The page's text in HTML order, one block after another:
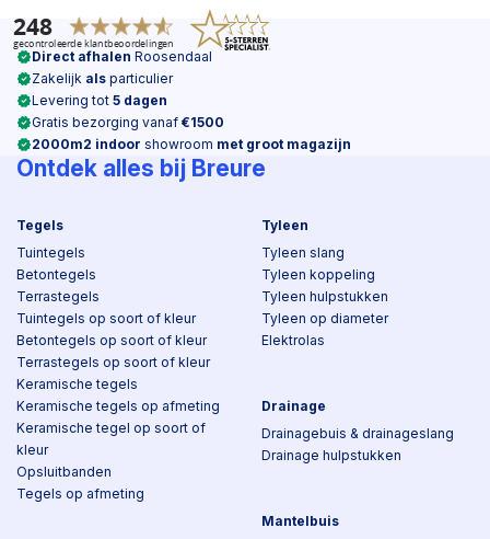
Direct afhalen Roosendaal
Zakelijk als particulier
Levering tot 5 dagen
Gratis bezorging vanaf €1500
2000m2 indoor showroom met groot magazijn
Ontdek alles bij Breure
Tegels
Tuintegels
Betontegels
Terrastegels
Tuintegels op soort of kleur
Betontegels op soort of kleur
Terrastegels op soort of kleur
Keramische tegels
Keramische tegels op afmeting
Keramische tegel op soort of
kleur
Opsluitbanden
Tegels op afmeting
Tyleen
Tyleen slang
Tyleen koppeling
Tyleen hulpstukken
Tyleen op diameter
Elektrolas
Drainage
Drainagebuis & drainageslang
Drainage hulpstukken
Mantelbuis